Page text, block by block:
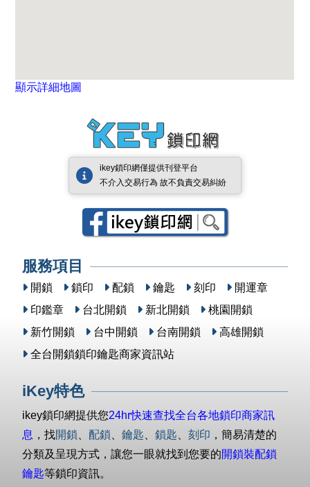
顯示詳細地圖
ikey鎖印網僅提供刊登平台
不介入交易行為 故不負責交易糾紛
服務項目
開鎖 鎖印 配鎖 鑰匙 刻印
開運章
印鑑章
台北開鎖 新北開鎖
桃園開鎖
新竹開鎖
台中開鎖 台南開鎖
高雄開鎖
全台開鎖鎖印鑰匙商家資訊站
iKey特色
ikey鎖印網提供您24hr快速查找全台各地鎖印商家訊
息 ，找開鎖、 配鎖、鑰匙、鎖匙、刻印 ，簡易清楚的
分類及呈現方式，讓您一眼就找到您要的開鎖裝配鎖
鑰匙等鎖印資訊。